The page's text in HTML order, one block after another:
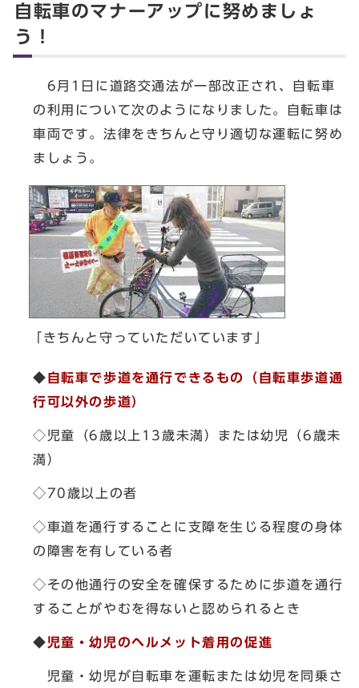
自転車のマナーアップに努めましょ
う！
6月1日に道路交通法が一部改正され、自転車
の利用について次のようになりました。自転車は
車両です。法律をきちんと守り適切な運転に努め
ましょう。
「きちんと守っていただいています」
◆ 自転車で歩道を通行できるもの（自転車歩道通
行可以外の歩道）
◇児童（6歳以上13歳未満）または幼児（6歳未
満）
◇70歳以上の者
◇車道を通行することに支障を生じる程度の身体
の障害を有している者
◇その他通行の安全を確保するために歩道を通行
することがやむを得ないと認められるとき
◆児童・幼児のヘルメット着用の促進
児童・幼児が自転車を運転または幼児を同乗さ